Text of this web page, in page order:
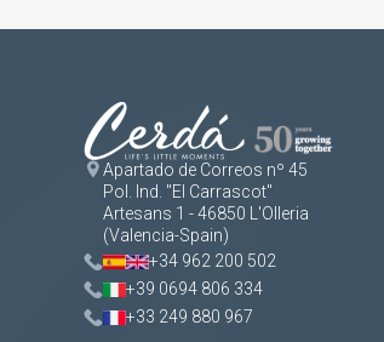
Apartado de Correos nº 45
Pol. Ind. "El Carrascot"
Artesans 1 - 46850 L'Olleria
(Valencia-Spain)
+34 962 200 502
+39 0694 806 334
+33 249 880 967